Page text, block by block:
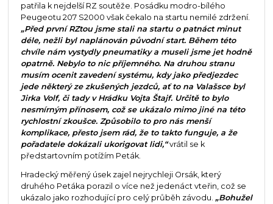
patřila k nejdelší RZ soutěže. Posádku modro-bílého
Peugeotu 207 S2000 však čekalo na startu nemilé zdržení.
„Před první RZtou jsme stali na startu o patnáct minut
déle, nežli byl naplánován původní start. Během této
chvíle nám vystydly pneumatiky a museli jsme jet hodně
opatrně. Nebylo to nic příjemného. Na druhou stranu
musím ocenit zavedení systému, kdy jako předjezdec
jede některý ze zkušených jezdců, ať to na Valašsce byl
Jirka Volf, či tady v Hrádku Vojta Štajf. Určitě to bylo
nesmírným přínosem, což se ukázalo mimo jiné na této
rychlostní zkoušce. Způsobilo to pro nás menší
komplikace, přesto jsem rád, že to takto funguje, a že
pořadatele dokázali ukorigovat lidi,“vrátil se k
předstartovním potížím Peták.
Hradecký měřený úsek zajel nejrychleji Orsák, který
druhého Petáka porazil o více než jedenáct vteřin, což se
ukázalo jako rozhodující pro celý průběh závodu. „Bohužel